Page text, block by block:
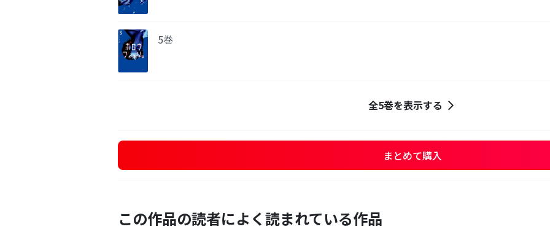
5巻
全5巻を表示する
まとめて購入
この作品の読者によく読まれている作品